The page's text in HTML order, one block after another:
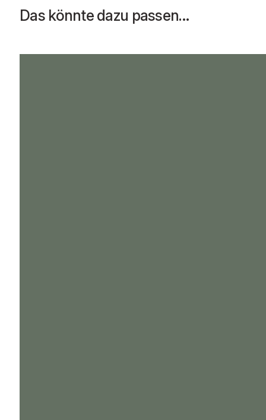
Das könnte dazu passen…